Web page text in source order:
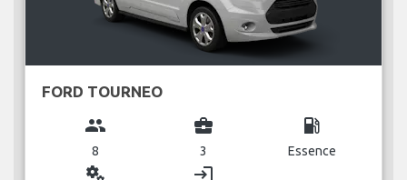
FORD TOURNEO
group
8
business_center
3
local_gas_station
Essence
miscellaneous_services login